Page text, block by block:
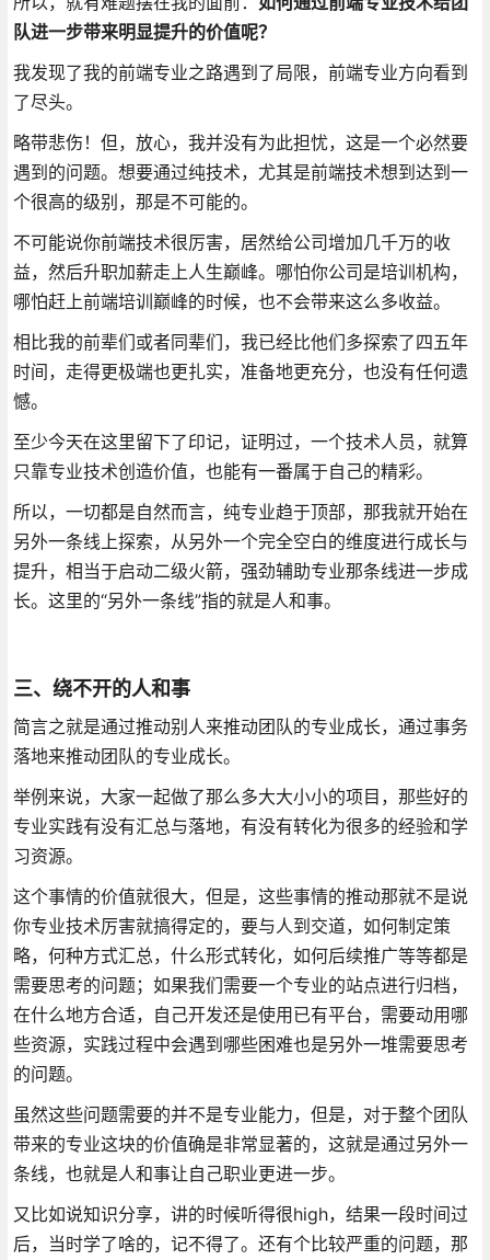
队进一步带来明显提升的价值呢？
我发现了我的前端专业之路遇到了局限，前端专业方向看到
了尽头。
略带悲伤！但，放心，我并没有为此担忧，这是一个必然要
遇到的问题。想要通过纯技术，尤其是前端技术想到达到一
个很高的级别，那是不可能的。
不可能说你前端技术很厉害，居然给公司增加几千万的收
益，然后升职加薪走上人生巅峰。哪怕你公司是培训机构，
哪怕赶上前端培训巅峰的时候，也不会带来这么多收益。
相比我的前辈们或者同辈们，我已经比他们多探索了四五年
时间，走得更极端也更扎实，准备地更充分，也没有任何遗
憾。
至少今天在这里留下了印记，证明过，一个技术人员，就算
只靠专业技术创造价值，也能有一番属于自己的精彩。
所以，一切都是自然而言，纯专业趋于顶部，那我就开始在
另外一条线上探索，从另外一个完全空白的维度进行成长与
提升，相当于启动二级火箭，强劲辅助专业那条线进一步成
长。这里的“另外一条线”指的就是人和事。
三、绕不开的人和事
简言之就是通过推动别人来推动团队的专业成长，通过事务
落地来推动团队的专业成长。
举例来说，大家一起做了那么多大大小小的项目，那些好的
专业实践有没有汇总与落地，有没有转化为很多的经验和学
习资源。
这个事情的价值就很大，但是，这些事情的推动那就不是说
你专业技术厉害就搞得定的，要与人到交道，如何制定策
略，何种方式汇总，什么形式转化，如何后续推广等等都是
需要思考的问题；如果我们需要一个专业的站点进行归档，
在什么地方合适，自己开发还是使用已有平台，需要动用哪
些资源，实践过程中会遇到哪些困难也是另外一堆需要思考
的问题。
虽然这些问题需要的并不是专业能力，但是，对于整个团队
带来的专业这块的价值确是非常显著的，这就是通过另外一
条线，也就是人和事让自己职业更进一步。
又比如说知识分享，讲的时候听得很high，结果一段时间过
后，当时学了啥的，记不得了。还有个比较严重的问题，那